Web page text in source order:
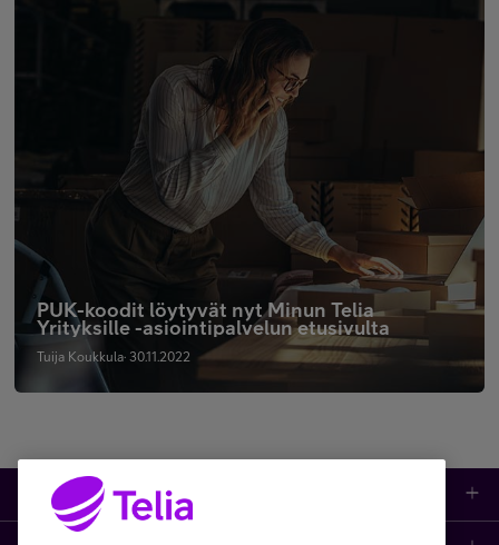
PUK-koodit löytyvät nyt Minun Telia
Yrityksille -asiointipalvelun etusivulta
Tuija Koukkula· 30.11.2022
Tuotteet